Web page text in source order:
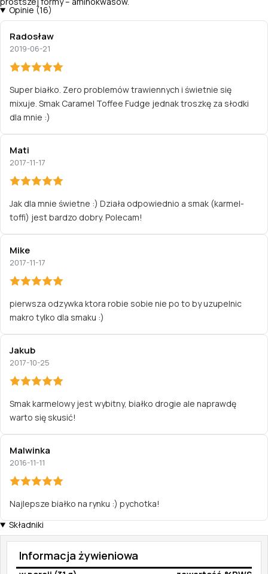
prostszej formy – aminokwasów.
Opinie (16)
Radosław
2019-06-21
Super białko. Zero problemów trawiennych i świetnie się
mixuje. Smak Caramel Toffee Fudge jednak troszkę za słodki
dla mnie :)
Mati
2017-11-17
Jak dla mnie świetne :) Działa odpowiednio a smak (karmel-
toffi) jest bardzo dobry. Polecam!
Mike
2017-11-17
pierwsza odzywka ktora robie sobie nie po to by uzupelnic
makro tylko dla smaku :)
Jakub
2017-10-25
Smak karmelowy jest wybitny, białko drogie ale naprawdę
warto się skusić!
Malwinka
2016-11-11
Najlepsze białko na rynku :) pychotka!
Składniki
Informacja żywieniowa